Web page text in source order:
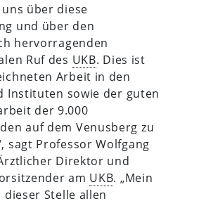
über diese
und über den
hervorragenden
Ruf des UKB. Dies ist
Arbeit in den
Instituten sowie der guten
der 9.000
auf dem Venusberg zu
sagt Professor Wolfgang
Direktor und
am UKB. „Mein
dieser Stelle allen